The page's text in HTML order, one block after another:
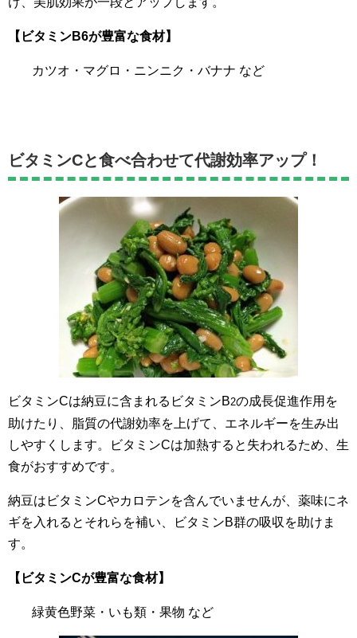
【ビタミンB6が豊富な食材】
カツオ・マグロ・ニンニク・バナナ など
ビタミンCと食べ合わせて代謝効率アップ！
ビタミンCは納豆に含まれるビタミンB2の成長促進作用を
助けたり、脂質の代謝効率を上げて、エネルギーを生み出
しやすくします。ビタミンCは加熱すると失われるため、生
食がおすすめです。
納豆はビタミンCやカロテンを含んでいませんが、薬味にネ
ギを入れるとそれらを補い、ビタミンB群の吸収を助けま
す。
【ビタミンCが豊富な食材】
緑黄色野菜・いも類・果物 など